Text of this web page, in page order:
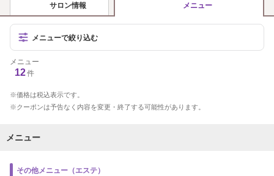
サロン情報 メニュー
メニューで絞り込む
メニュー
12件
価格は税込表示です。
クーポンは予告なく内容を変更・終了する可能性があります。
メニュー
その他メニュー（エステ）